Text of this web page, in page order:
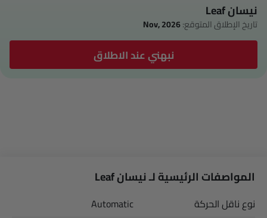
نيسان Leaf
تاريخ الإطلاق المتوقع:Nov, 2026
نبهني عند الاطلاق
المواصفات الرئيسية لـ نيسان Leaf
نوع ناقل الحركة
Automatic